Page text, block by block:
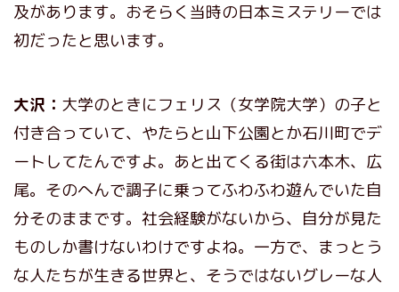
及があります。おそらく当時の日本ミステリーでは
初だったと思います。
大沢： 大学のときにフェリス（女学院大学）の子と
付き合っていて、やたらと山下公園とか石川町でデ
ートしてたんですよ。あと出てくる街は六本木、広
尾。そのへんで調子に乗ってふわふわ遊んでいた自
分そのままです。社会経験がないから、自分が見た
ものしか書けないわけですよね。一方で、まっとう
な人たちが生きる世界と、そうではないグレーな人